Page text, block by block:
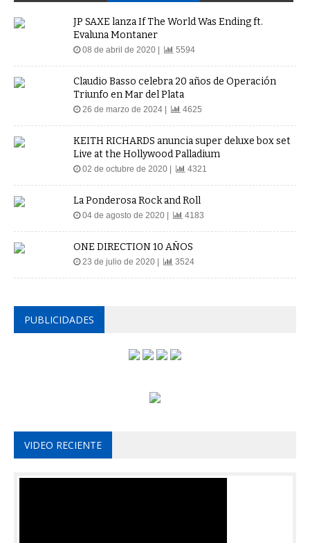
JP SAXE lanza If The World Was Ending ft.
Evaluna Montaner
08 de abril de 2020 | 5594
Claudio Basso celebra 20 años de Operación
Triunfo en Mar del Plata
26 de marzo de 2024 | 4625
KEITH RICHARDS anuncia super deluxe box set
Live at the Hollywood Palladium
02 de octubre de 2020 | 4321
La Ponderosa Rock and Roll
04 de agosto de 2020 | 4183
ONE DIRECTION 10 AÑOS
23 de julio de 2020 | 3524
PUBLICIDADES
VIDEO RECIENTE